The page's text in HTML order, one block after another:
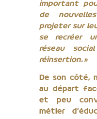
important
de
projeter sur
se recréer
réseau
réinsertion. »
De son côté,
au départ
et peu
métier